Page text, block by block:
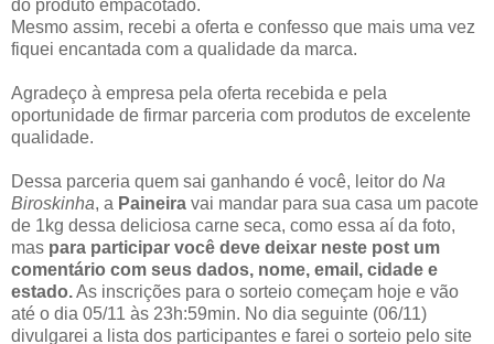
do produto empacotado.
Mesmo assim, recebi a oferta e confesso que mais uma vez
fiquei encantada com a qualidade da marca.
Agradeço à empresa pela oferta recebida e pela
oportunidade de firmar parceria com produtos de excelente
qualidade.
Dessa parceria quem sai ganhando é você, leitor do Na
Biroskinha, a Paineira vai mandar para sua casa um pacote
de 1kg dessa deliciosa carne seca, como essa aí da foto,
mas para participar você deve deixar neste post um
comentário com seus dados, nome, email, cidade e
estado.As inscrições para o sorteio começam hoje e vão
até o dia 05/11 às 23h:59min. No dia seguinte (06/11)
divulgarei a lista dos participantes e farei o sorteio pelo site